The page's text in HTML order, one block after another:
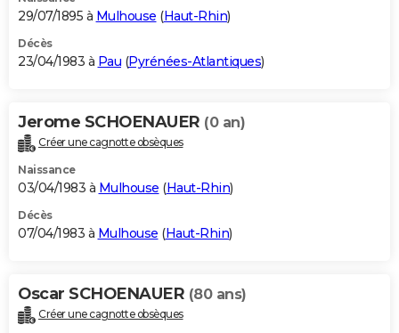
29/07/1895 à Mulhouse (Haut-Rhin)
Décès
23/04/1983 à Pau (Pyrénées-Atlantiques)
Jerome SCHOENAUER (0 an)
Créer une cagnotte obsèques
Naissance
03/04/1983 à Mulhouse (Haut-Rhin)
Décès
07/04/1983 à Mulhouse (Haut-Rhin)
Oscar SCHOENAUER (80 ans)
Créer une cagnotte obsèques